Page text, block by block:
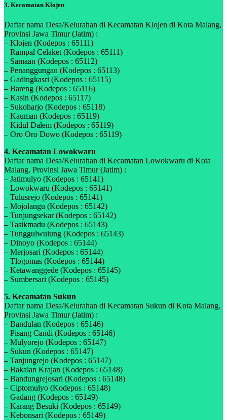
3. Kecamatan Klojen
Daftar nama Desa/Kelurahan di Kecamatan Klojen di Kota Malang,
Provinsi Jawa Timur (Jatim) :
– Klojen (Kodepos : 65111)
– Rampal Celaket (Kodepos : 65111)
– Samaan (Kodepos : 65112)
– Penanggungan (Kodepos : 65113)
– Gadingkasri (Kodepos : 65115)
– Bareng (Kodepos : 65116)
– Kasin (Kodepos : 65117)
– Sukoharjo (Kodepos : 65118)
– Kauman (Kodepos : 65119)
– Kidul Dalem (Kodepos : 65119)
– Oro Oro Dowo (Kodepos : 65119)
4. Kecamatan Lowokwaru
Daftar nama Desa/Kelurahan di Kecamatan Lowokwaru di Kota
Malang, Provinsi Jawa Timur (Jatim) :
– Jatimulyo (Kodepos : 65141)
– Lowokwaru (Kodepos : 65141)
– Tulusrejo (Kodepos : 65141)
– Mojolangu (Kodepos : 65142)
– Tunjungsekar (Kodepos : 65142)
– Tasikmadu (Kodepos : 65143)
– Tunggulwulung (Kodepos : 65143)
– Dinoyo (Kodepos : 65144)
– Merjosari (Kodepos : 65144)
– Tlogomas (Kodepos : 65144)
– Ketawanggede (Kodepos : 65145)
– Sumbersari (Kodepos : 65145)
5. Kecamatan Sukun
Daftar nama Desa/Kelurahan di Kecamatan Sukun di Kota Malang,
Provinsi Jawa Timur (Jatim) :
– Bandulan (Kodepos : 65146)
– Pisang Candi (Kodepos : 65146)
– Mulyorejo (Kodepos : 65147)
– Sukun (Kodepos : 65147)
– Tanjungrejo (Kodepos : 65147)
– Bakalan Krajan (Kodepos : 65148)
– Bandungrejosari (Kodepos : 65148)
– Ciptomulyo (Kodepos : 65148)
– Gadang (Kodepos : 65149)
– Karang Besuki (Kodepos : 65149)
– Kebonsari (Kodepos : 65149)